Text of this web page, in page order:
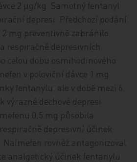
2 µg/kg. Samotný fentanyl
depresi. Předchozí podání
2 mg preventivně zabránilo
respiračně depresivních
celou dobu osmihodinového
v poloviční dávce 1 mg
fentanylu, ale v době mezi 6.
výrazné dechové depresi.
0,5 mg působila
depresivní účinek
rovněž antagonizoval
analgetický účinek fentanylu.